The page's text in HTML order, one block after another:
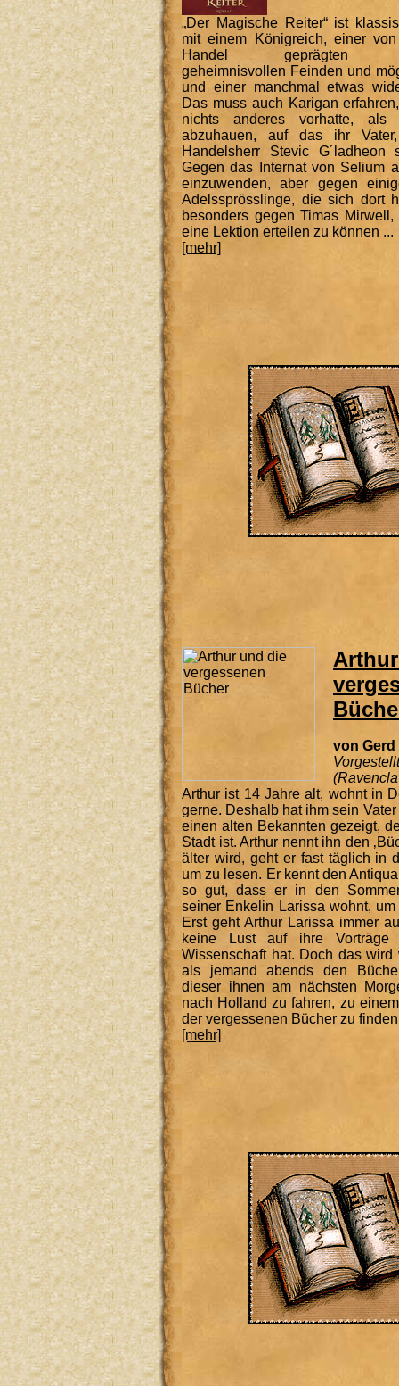
„Der Magische Reiter“ ist
mit einem Königreich, einer
Handel geprägten
geheimnisvollen Feinden und
und einer manchmal etwas
Das muss auch Karigan
nichts anderes vorhatte, als
abzuhauen, auf das ihr
Handelsherr Stevic G´ladheon
Gegen das Internat von Selium
einzuwenden, aber gegen
Adelssprösslinge, die sich dort
besonders gegen Timas
eine Lektion erteilen zu können ...
[mehr]
von
Arthur ist 14 Jahre alt, wohnt in
gerne. Deshalb hat ihm sein
einen alten Bekannten gezeigt,
Stadt ist. Arthur nennt ihn den
älter wird, geht er fast täglich in
um zu lesen. Er kennt den
so gut, dass er in den
seiner Enkelin Larissa wohnt,
Erst geht Arthur Larissa immer
keine Lust auf ihre Vorträge
Wissenschaft hat. Doch das wird
als jemand abends den
dieser ihnen am nächsten
nach Holland zu fahren, zu
der vergessenen Bücher zu
[mehr]